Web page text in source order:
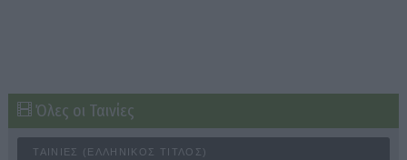
Όλες οι Ταινίες
ΤΑΙΝΊΕΣ (ΕΛΛΗΝΙΚΌΣ ΤΊΤΛΟΣ)